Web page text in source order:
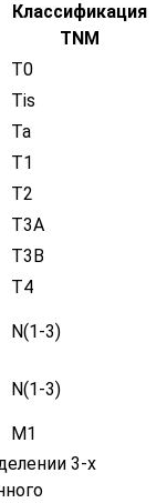
Классификация
TNM
T0
Tis
Ta
T1
T2
T3A
T3B
T4
N(1-3)
N(1-3)
M1
3-х